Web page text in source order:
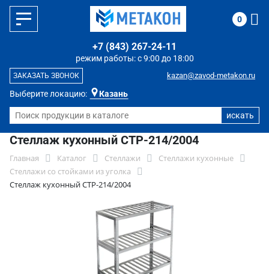
Выберите локацию: Казань
режим работы: с 9:00 до 18:00
+7 (843) 267-24-11
kazan@zavod-metakon.ru
ЗАКАЗАТЬ ЗВОНОК
0
Стеллаж кухонный СТР-214/2004
Главная Каталог Стеллажи
Стеллажи кухонные
Стеллажи со стойками из уголка
Стеллаж кухонный СТР-214/2004